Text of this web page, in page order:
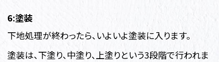
6:塗装
下地処理が終わったら、いよいよ塗装に入ります。
塗装は、下塗り、中塗り、上塗りという3段階で行われま